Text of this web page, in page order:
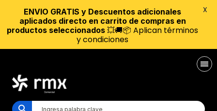
ENVIO GRATIS y Descuentos adicionales
aplicados directo en carrito de compras en
productos seleccionados 💥🚚📦 Aplican términos
y condiciones
X